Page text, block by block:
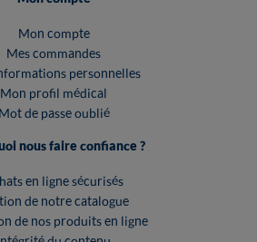
Mon compte
Mes commandes
personnelles
Mon profil médical
Mot de passe oublié
nous faire confiance ?
en ligne sécurisés
de notre catalogue
de nos produits en ligne